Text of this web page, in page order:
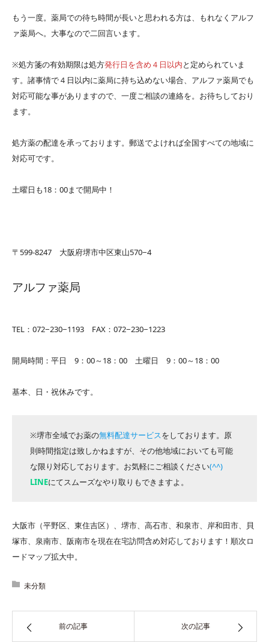
もう一度。薬局での待ち時間が長いと思われる方は、もれなくアルフ
ァ薬局へ。大事なので二回言います。
※処方箋の有効期限は処方発行日を含め４日以内と定められていま
す。諸事情で４日以内に薬局に持ち込めない場合、アルファ薬局でも
対応可能な事がありますので、一度ご相談の連絡を。お待ちしており
ます。
処方薬の配達を承っております。郵送でよければ全国すべての地域に
対応可です。
土曜日も18：00まで開局中！
〒599-8247 大阪府堺市中区東山570−4
アルファ薬局
TEL：072−230−1193 FAX：072−230−1223
開局時間：平日 9：00～18：00 土曜日 9：00～18：00
基本、日・祝休みです。
※堺市全域でお薬の無料配達サービスをしております。原
則時間指定は致しかねますが、その他地域においても可能
な限り対応しております。お気軽にご相談ください(^^)
LINEにてスムーズなやり取りもできますよ。
大阪市（平野区、東住吉区）、堺市、高石市、和泉市、岸和田市、貝
塚市、泉南市、阪南市を現在在宅訪問含め対応しております！順次ロ
ードマップ拡大中。
未分類
前の記事 次の記事